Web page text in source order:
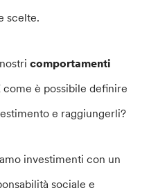
scelte.
comportamenti
come è possibile definire
e raggiungerli?
investimenti con un
sociale e